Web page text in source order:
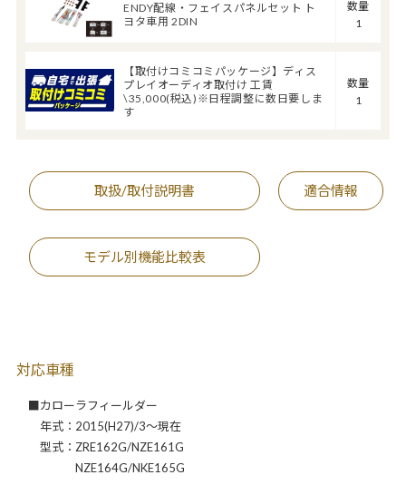
ENDY配線・フェイスパネルセット ト
ヨタ車用 2DIN
数量
1
【取付けコミコミパッケージ】ディス
プレイオーディオ取付け 工賃
\35,000(税込)※日程調整に数日要しま
す
数量
1
取扱/取付説明書 適合情報
モデル別機能比較表
対応車種
■カローラフィールダー
年式：2015(H27)/3～現在
型式：ZRE162G/NZE161G
NZE164G/NKE165G